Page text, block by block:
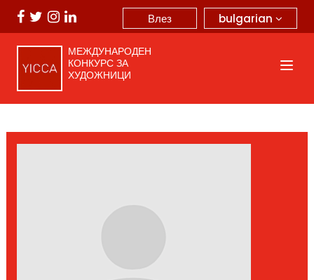
bulgarian
Влез
МЕЖДУНАРОДЕН
КОНКУРС ЗА
ХУДОЖНИЦИ